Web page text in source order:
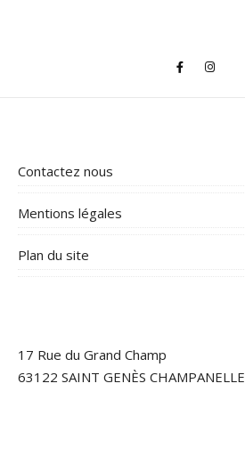
Contactez nous
Mentions légales
Plan du site
17 Rue du Grand Champ
63122 SAINT GENÈS CHAMPANELLE